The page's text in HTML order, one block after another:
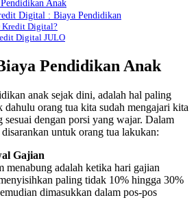
Anak
Digital : Biaya Pendidikan
Kredit Digital?
Digital JULO
Pendidikan Anak
anak sejak dini, adalah hal paling
orang tua kita sudah mengajari kita
sesuai dengan porsi yang wajar. Dalam
untuk orang tua lakukan:
Gajian
menabung adalah ketika hari gajian
paling tidak 10% hingga 30%
dimasukkan dalam pos-pos